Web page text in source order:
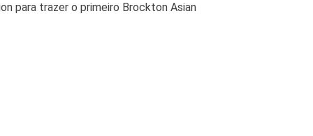
para trazer o primeiro Brockton Asian